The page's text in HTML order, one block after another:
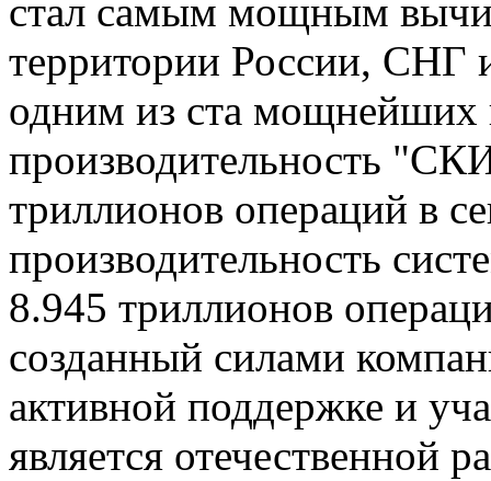
стал самым мощным
территории России, СНГ
одним из ста мощнейших
производительность
триллионов операций в
производительность
8.945 триллионов
созданный силами
активной поддержке и
является отечественной